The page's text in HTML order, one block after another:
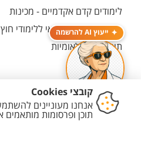
ייעוץ AI להרשמה
לימודים קדם אקדמיים - מכינות
המרכז האוניברסיטאי ללימודי חוץ
תוכניות בין-לאומיות